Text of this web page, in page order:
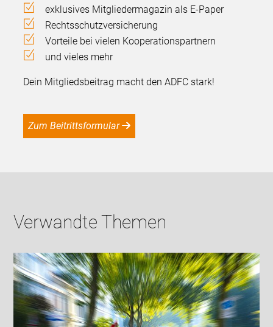
exklusives Mitgliedermagazin als E-Paper
Rechtsschutzversicherung
Vorteile bei vielen Kooperationspartnern
und vieles mehr
Dein Mitgliedsbeitrag macht den ADFC stark!
Zum Beitrittsformular
Verwandte Themen